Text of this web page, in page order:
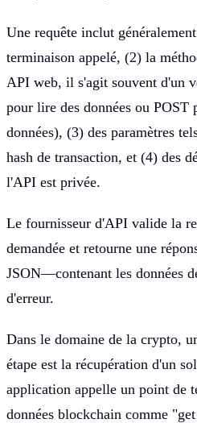
Une requête inclut
terminaison appelé, (2) la
API web, il s'agit souvent d'un
pour lire des données ou POST
données), (3) des paramètres
hash de transaction, et (4) des
l'API est privée.
Le fournisseur d'API valide la
demandée et retourne une
JSON—contenant les données
d'erreur.
Dans le domaine de la crypto,
étape est la récupération d'un
application appelle un point de
données blockchain comme